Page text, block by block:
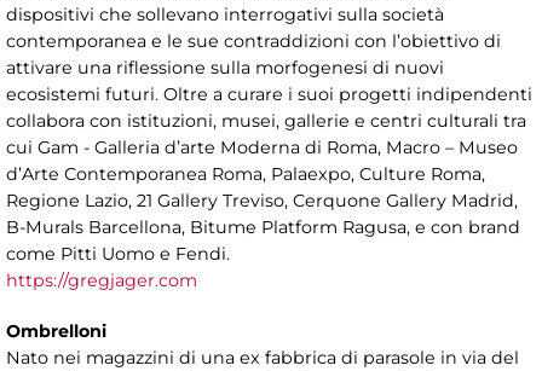
dispositivi che sollevano interrogativi sulla società
contemporanea e le sue contraddizioni con l’obiettivo di
attivare una riflessione sulla morfogenesi di nuovi
ecosistemi futuri. Oltre a curare i suoi progetti indipendenti
collabora con istituzioni, musei, gallerie e centri culturali tra
cui Gam - Galleria d’arte Moderna di Roma, Macro – Museo
d’Arte Contemporanea Roma, Palaexpo, Culture Roma,
Regione Lazio, 21 Gallery Treviso, Cerquone Gallery Madrid,
B-Murals Barcellona, Bitume Platform Ragusa, e con brand
come Pitti Uomo e Fendi.
https://gregjager.com
Ombrelloni
Nato nei magazzini di una ex fabbrica di parasole in via del